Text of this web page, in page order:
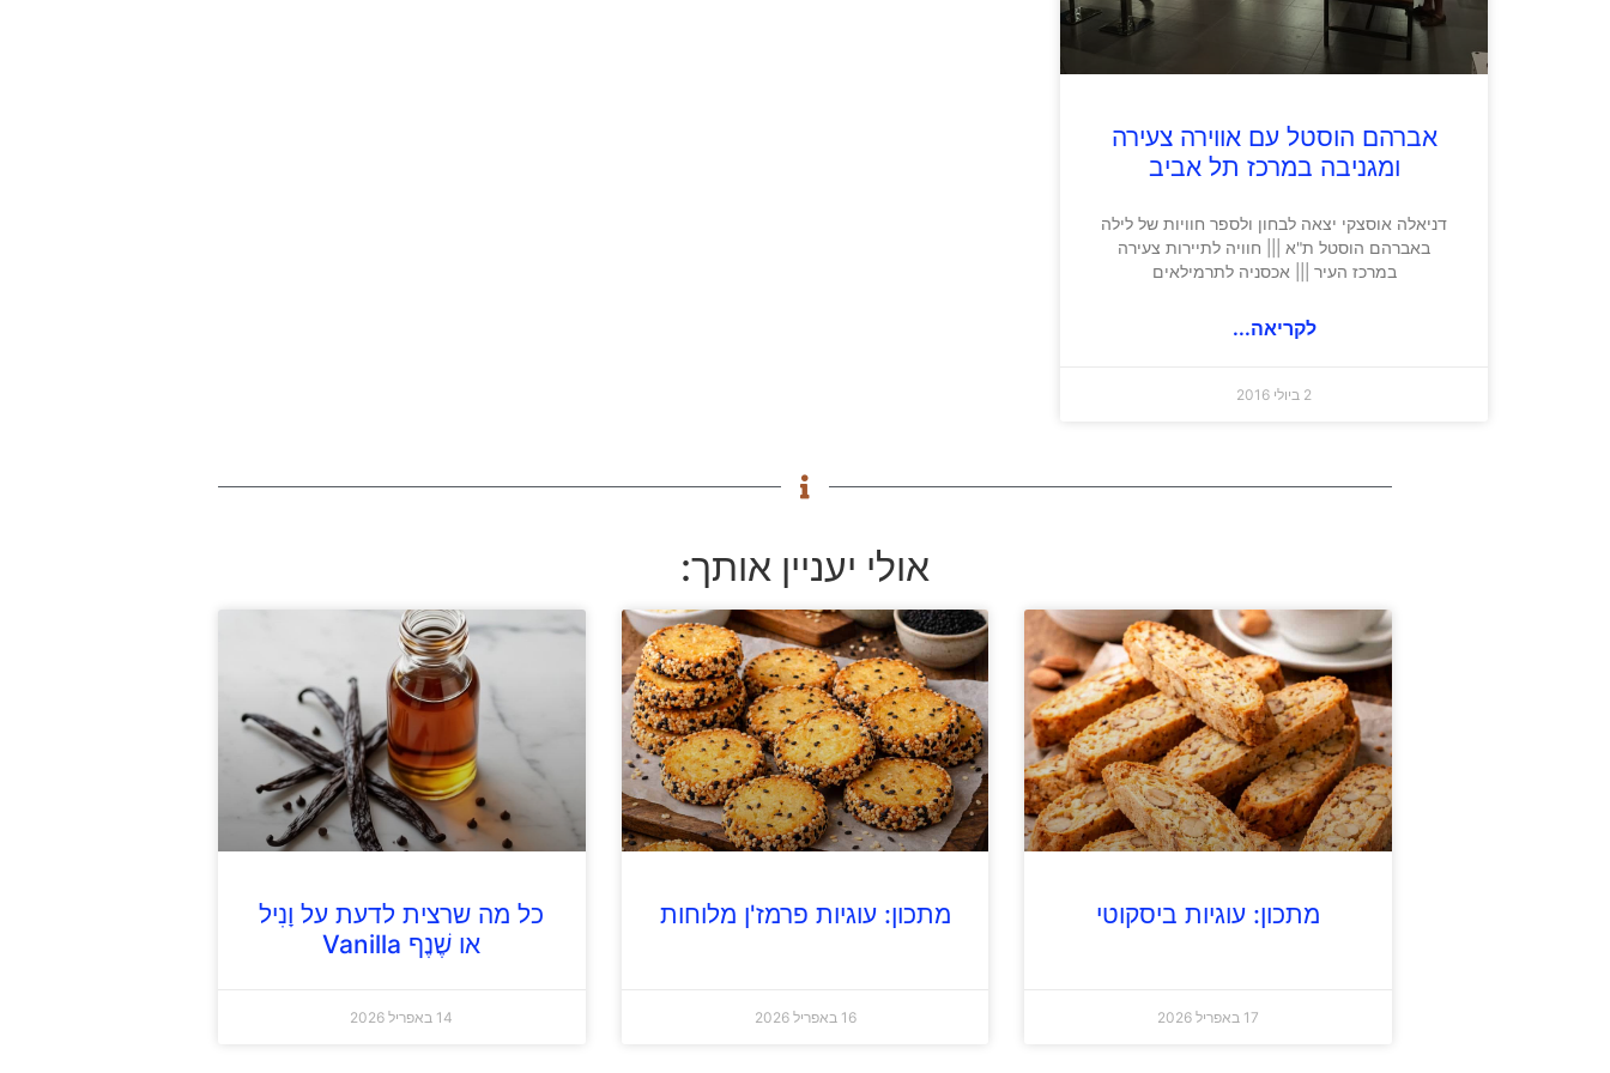
אברהם הוסטל עם אווירה צעירה
ומגניבה במרכז תל אביב
דניאלה אוסצקי יצאה לבחון ולספר חוויות של לילה
באברהם הוסטל ת"א ||| חוויה לתיירות צעירה
במרכז העיר ||| אכסניה לתרמילאים
לקריאה...
2 ביולי 2016
אולי יעניין אותך:
מתכון: עוגיות ביסקוטי
17 באפריל 2026
מתכון: עוגיות פרמז'ן מלוחות
16 באפריל 2026
כל מה שרצית לדעת על וָנִיל
או שֶׁנֶף Vanilla
14 באפריל 2026